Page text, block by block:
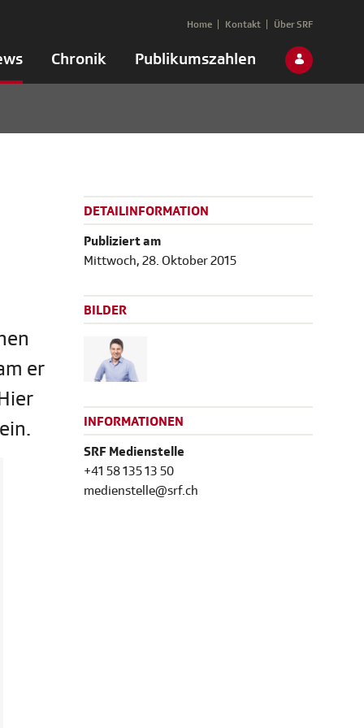
Chronik Publikumszahlen
Home Kontakt Über SRF
er
DETAILINFORMATION
Publiziert am
Mittwoch, 28. Oktober 2015
BILDER
INFORMATIONEN
SRF Medienstelle
+41 58 135 13 50
medienstelle@srf.ch